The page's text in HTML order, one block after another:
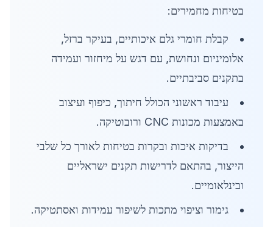
בטיחות מחמירים:
קבלת חומרי גלם איכותיים, בעיקר ברזל,
אלומיניום ונחושת, עם דגש על מיחזור ועמידה
בתקנים סביבתיים.
עיבוד ראשוני הכולל חיתוך, כיפוף ועיצוב
באמצעות מכונות CNC ורובוטיקה.
בדיקות איכות ובקרות בטיחות לאורך כל שלבי
הייצור, בהתאם לדרישות תקנים ישראליים
ובינלאומיים.
גימור וציפוי מתכות לשיפור עמידות ואסתטיקה.